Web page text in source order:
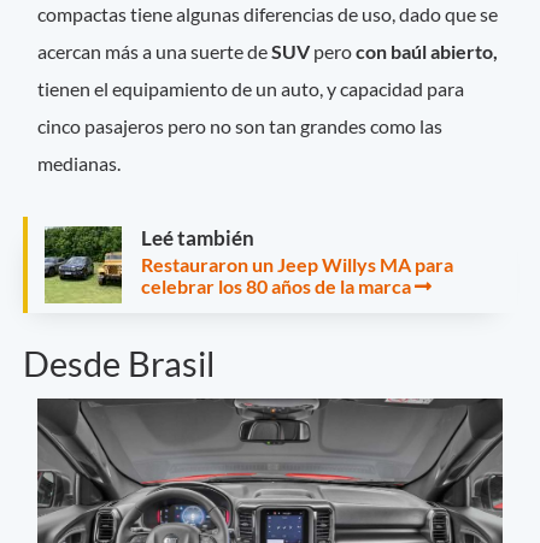
compactas tiene algunas diferencias de uso, dado que se
acercan más a una suerte deSUVperocon baúl abierto,
tienen el equipamiento de un auto, y capacidad para
cinco pasajeros pero no son tan grandes como las
medianas.
Leé también
Restauraron un Jeep Willys MA para
celebrar los 80 años de la marca
Desde Brasil